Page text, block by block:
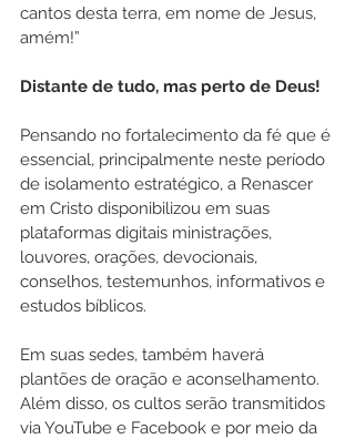
cantos desta terra, em nome de Jesus,
amém!”
Distante de tudo, mas perto de Deus!
Pensando no fortalecimento da fé que é
essencial, principalmente neste período
de isolamento estratégico, a Renascer
em Cristo disponibilizou em suas
plataformas digitais ministrações,
louvores, orações, devocionais,
conselhos, testemunhos, informativos e
estudos bíblicos.
Em suas sedes, também haverá
plantões de oração e aconselhamento.
Além disso, os cultos serão transmitidos
via YouTube e Facebook e por meio da